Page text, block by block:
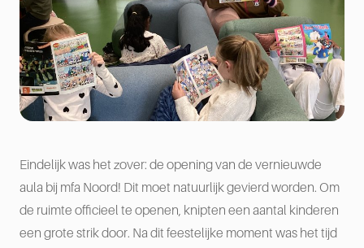
Eindelijk was het zover: de opening van de vernieuwde
aula bij mfa Noord! Dit moet natuurlijk gevierd worden. Om
de ruimte officieel te openen, knipten een aantal kinderen
een grote strik door. Na dit feestelijke moment was het tijd